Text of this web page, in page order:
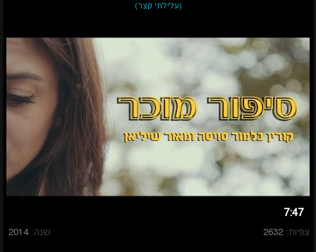
(עלילתי קצר)
7:47
צפיות: 2632 שנה: 2014